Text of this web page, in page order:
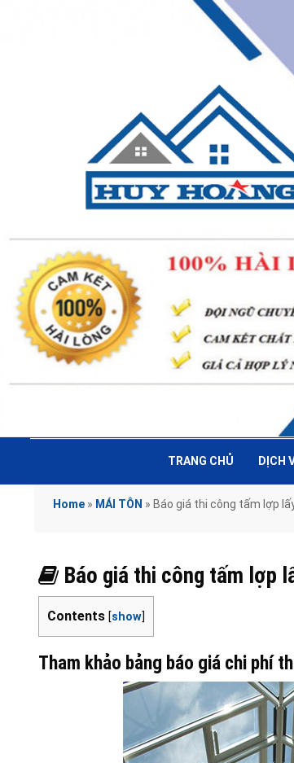
TRANG CHỦ DỊCH
Home » MÁI TÔN » Báo giá thi công tấm lợp
Báo giá thi công tấm lợp
Contents [show]
Tham khảo bảng báo giá chi phí